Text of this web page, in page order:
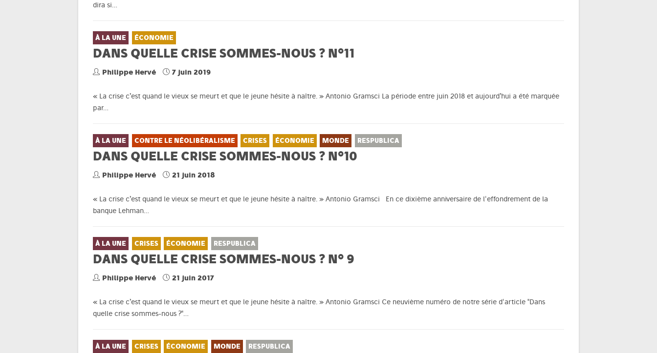
dira si…
À LA UNE ÉCONOMIE
DANS QUELLE CRISE SOMMES-NOUS ? N°11
Philippe Hervé 7 juin 2019
« La crise c’est quand le vieux se meurt et que le jeune hésite à naître. » Antonio Gramsci La période entre juin 2018 et aujourd’hui a été marquée
par…
À LA UNE CONTRE LE NÉOLIBÉRALISME CRISES ÉCONOMIE MONDE RESPUBLICA
DANS QUELLE CRISE SOMMES-NOUS ? N°10
Philippe Hervé 21 juin 2018
« La crise c’est quand le vieux se meurt et que le jeune hésite à naître. » Antonio Gramsci En ce dixième anniversaire de l'effondrement de la
banque Lehman…
À LA UNE CRISES ÉCONOMIE RESPUBLICA
DANS QUELLE CRISE SOMMES-NOUS ? N° 9
Philippe Hervé 21 juin 2017
« La crise c’est quand le vieux se meurt et que le jeune hésite à naître. » Antonio Gramsci Ce neuvième numéro de notre série d'article "Dans
quelle crise sommes-nous ?"…
À LA UNE CRISES ÉCONOMIE MONDE RESPUBLICA